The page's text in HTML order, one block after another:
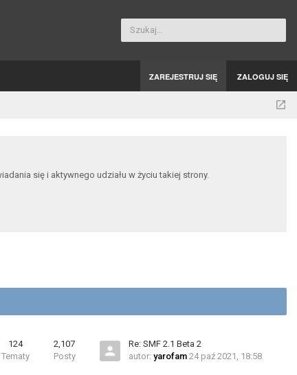
Szukaj…
ZAREJESTRUJ SIĘ ZALOGUJ SIĘ
się i aktywnego udziału w życiu takiej strony.
124
Tematy
2,107
Posty
Re: SMF 2.1 Beta 2
autor: yarofam 24 paź 2021, 18:58